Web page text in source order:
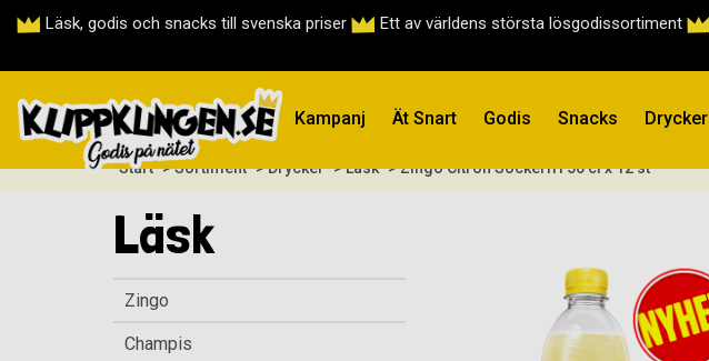
Läsk, godis och snacks till svenska priser Ett av världens största lösgodissortiment
Kampanj Ät Snart Godis Snacks Drycker
Start > Sortiment > Drycker > Läsk > Zingo Citron Sockerfri 50 cl x 12 st
Läsk
Zingo
Champis